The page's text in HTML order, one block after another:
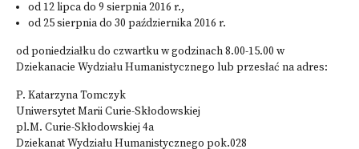
od 12 lipca do 9 sierpnia 2016 r.,
od 25 sierpnia do 30 października 2016 r.
od poniedziałku do czwartku w godzinach 8.00-15.00 w
Dziekanacie Wydziału Humanistycznego lub przesłać na adres:
P. Katarzyna Tomczyk
Uniwersytet Marii Curie-Skłodowskiej
pl.M. Curie-Skłodowskiej 4a
Dziekanat Wydziału Humanistycznego pok.028